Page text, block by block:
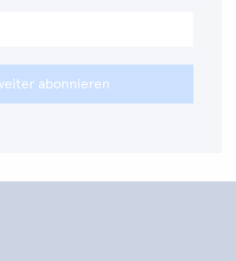
abonnieren